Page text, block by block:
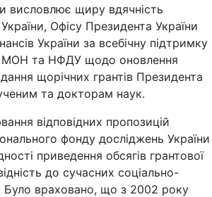
висловлює щиру вдячність
України, Офісу Президента України
України за всебічну підтримку
МОН та НФДУ щодо оновлення
щорічних грантів Президента
та докторам наук.
відповідних пропозицій
фонду досліджень України
приведення обсягів грантової
до сучасних соціально-
Було враховано, що з 2002 року